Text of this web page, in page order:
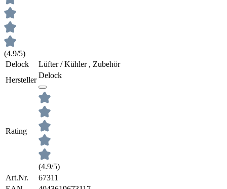
(4.9/5)
Delock
Lüfter / Kühler , Zubehör
Hersteller
Delock
Rating
(4.9/5)
Art.Nr.
67311